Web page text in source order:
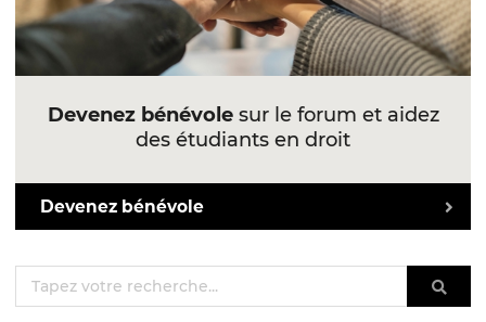
Devenez bénévolesur le forum et aidez
des étudiants en droit
Devenez bénévole